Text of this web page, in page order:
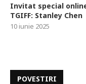
Invitat special
TGIFF: Stanley Chen
10 iunie 2025
POVESTIRI